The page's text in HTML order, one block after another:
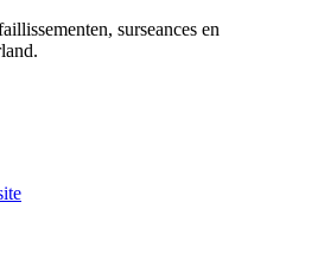
surseances en